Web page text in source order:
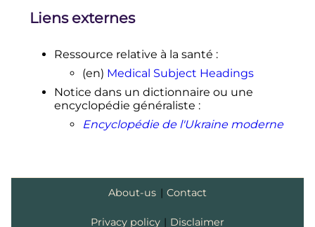
Liens externes
Ressource relative à la santé :
(en) Medical Subject Headings
Notice dans un dictionnaire ou une
encyclopédie généraliste :
Encyclopédie de l'Ukraine moderne
About-us | Contact
Privacy policy | Disclaimer